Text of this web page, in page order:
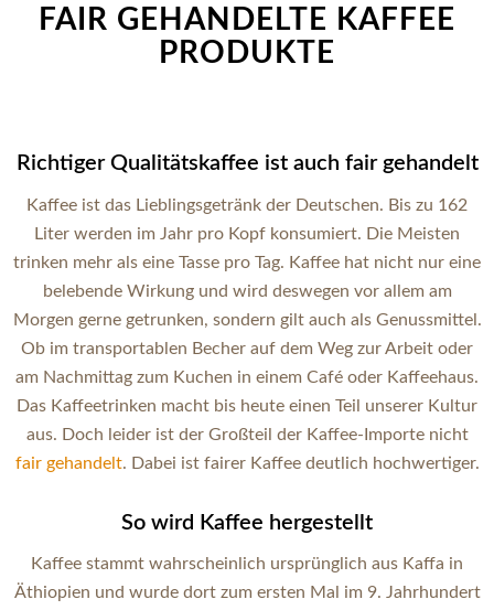
FAIR GEHANDELTE KAFFEE
PRODUKTE
Richtiger Qualitätskaffee ist auch fair gehandelt
Kaffee ist das Lieblingsgetränk der Deutschen. Bis zu 162
Liter werden im Jahr pro Kopf konsumiert. Die Meisten
trinken mehr als eine Tasse pro Tag. Kaffee hat nicht nur eine
belebende Wirkung und wird deswegen vor allem am
Morgen gerne getrunken, sondern gilt auch als Genussmittel.
Ob im transportablen Becher auf dem Weg zur Arbeit oder
am Nachmittag zum Kuchen in einem Café oder Kaffeehaus.
Das Kaffeetrinken macht bis heute einen Teil unserer Kultur
aus. Doch leider ist der Großteil der Kaffee-Importe nicht
fair gehandelt. Dabei ist fairer Kaffee deutlich hochwertiger.
So wird Kaffee hergestellt
Kaffee stammt wahrscheinlich ursprünglich aus Kaffa in
Äthiopien und wurde dort zum ersten Mal im 9. Jahrhundert